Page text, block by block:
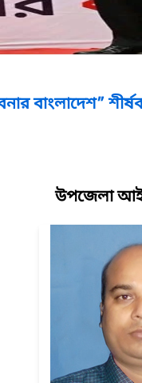
শীর্ষক অনুষ্ঠানে
উপজেলা